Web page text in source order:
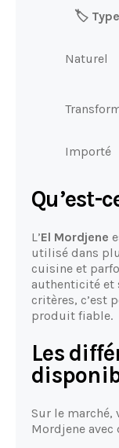
🏷️ Type
Naturel
Importé
Qu’est-
L’El Mordjene
utilisé dans
cuisine et
authenticité et
critères, c’est
produit fiable.
Les
Sur le marché,
Mordjene avec